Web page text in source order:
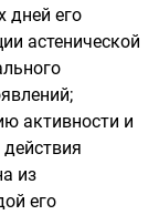
дней его
астенической
активности и
из
его